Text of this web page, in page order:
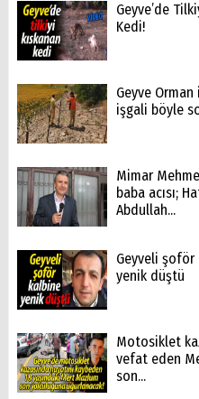
Geyve’de
Kedi!
Geyve
işgali böyle
Mimar
baba acısı;
Abdullah...
Geyveli şoför
yenik düştü
Motosiklet
vefat eden
son...